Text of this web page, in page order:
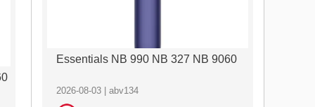
Essentials NB 990 NB 327 NB 9060
2026-08-03 | abv134